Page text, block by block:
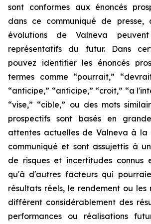
sont conformes aux énoncés
dans ce communiqué de presse,
évolutions de Valneva
représentatifs du futur. Dans
pouvez identifier les énoncés
termes comme “pourrait,”
“anticipe,” “anticipe,” “croit,” “a
“vise,” “cible,” ou des mots
prospectifs sont basés en
attentes actuelles de Valneva à
communiqué et sont assujettis à
de risques et incertitudes connus
qu'à d'autres facteurs qui
résultats réels, le rendement ou les
diffèrent considérablement des
performances ou réalisations